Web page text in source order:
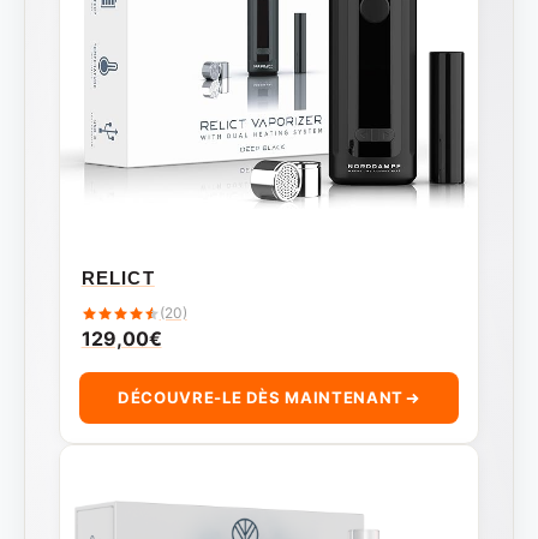
RELICT
(20)
129,00€
DÉCOUVRE-LE DÈS MAINTENANT